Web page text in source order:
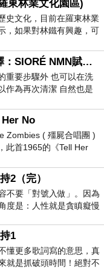
東林業文化園區)
史文化，目前在羅東林業
，如果對林鐵有興趣，可
山下
♡♡韓國保養新選擇：SIORÉ NMN賦活泡泡化妝水♡♡
重要步驟外 也可以在洗
作為再次清潔 自然也是
我對於化妝
No
Zombies ( 殭屍合唱團 )
此首1965的《Tell Her
示牌百大單曲
2（完）
不要「對號入做」。因為
度是：人性就是貪瞋癡慢
1
懂更多歌詞寫的意思，真
就是抓破頭時間！絕對不